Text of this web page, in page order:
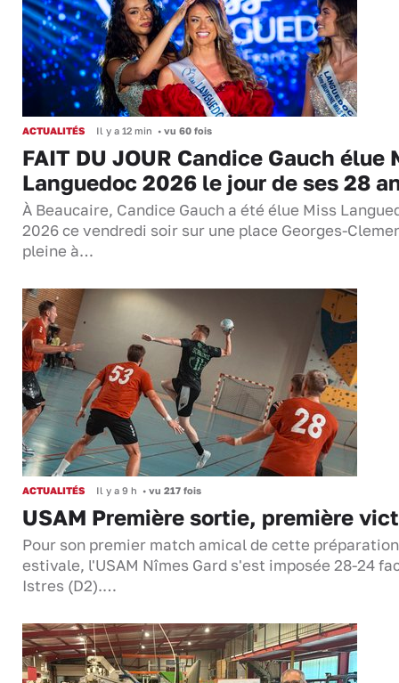
ACTUALITÉS Il y a 12 min • vu 60 fois
FAIT DU JOUR Candice Gauch élue
Languedoc 2026 le jour de ses 28
À Beaucaire, Candice Gauch a été élue Miss
2026 ce vendredi soir sur une place Georges-
pleine à…
ACTUALITÉS Il y a 9 h • vu 217 fois
USAM Première sortie, première
Pour son premier match amical de cette préparation
estivale, l'USAM Nîmes Gard s'est imposée 28-24
Istres (D2).…